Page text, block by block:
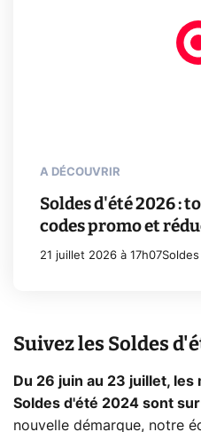
A DÉCOUVRIR
Soldes d'été 2026 :
codes promo et
21 juillet 2026 à 17h07Soldes
Suivez les Soldes
Du 26 juin au 23 juillet,
Soldes d'été 2024 sont
nouvelle démarque, notre